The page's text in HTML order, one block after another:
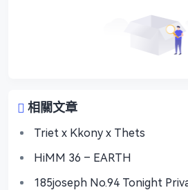
相關文章
Triet x Kkony x Thets
HiMM 36 – EARTH
185joseph No.94 Tonight